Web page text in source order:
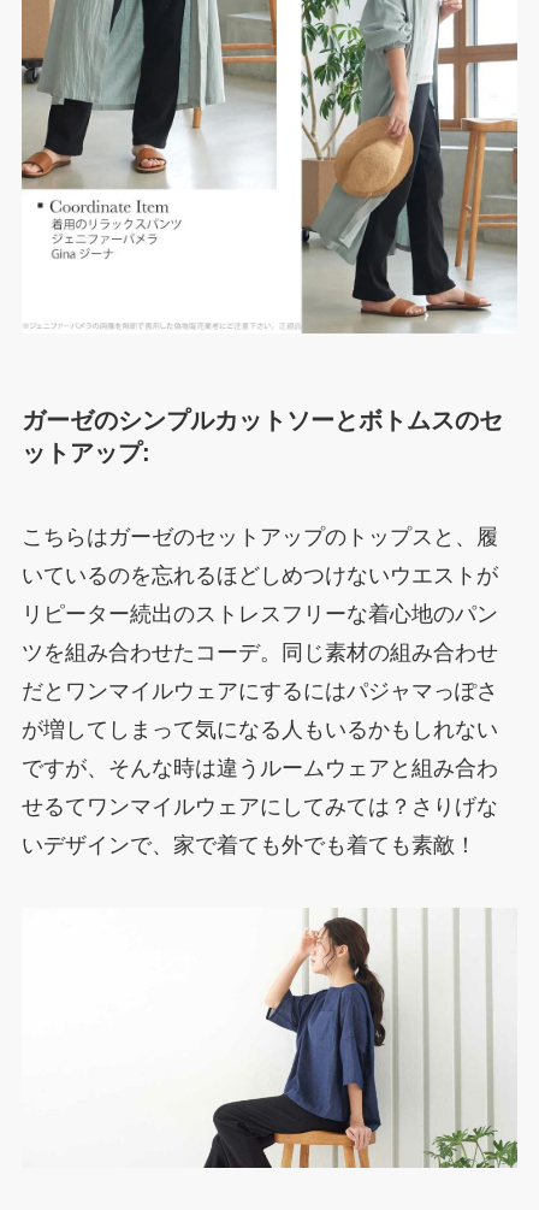
ガーゼのシンプルカットソーとボトムスのセ
ットアップ:
こちらはガーゼのセットアップのトップスと、履
いているのを忘れるほどしめつけないウエストが
リピーター続出のストレスフリーな着心地のパン
ツを組み合わせたコーデ。同じ素材の組み合わせ
だとワンマイルウェアにするにはパジャマっぽさ
が増してしまって気になる人もいるかもしれない
ですが、そんな時は違うルームウェアと組み合わ
せるてワンマイルウェアにしてみては？さりげな
いデザインで、家で着ても外でも着ても素敵！